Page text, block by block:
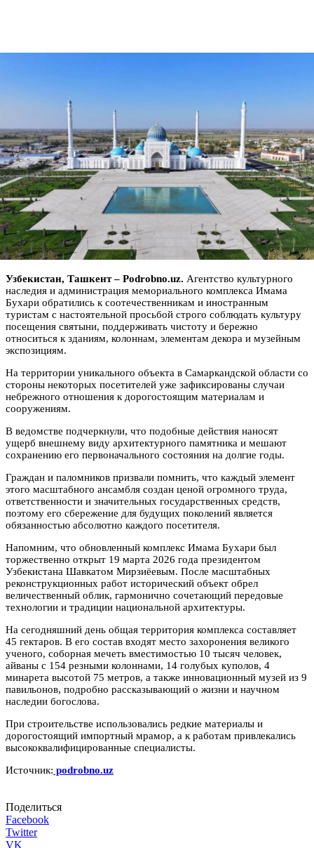
Узбекистан, Ташкент – Podrobno.uz. Агентство культурного
наследия и администрация мемориального комплекса Имама
Бухари обратились к соотечественникам и иностранным
туристам с настоятельной просьбой строго соблюдать культуру
посещения святыни, поддерживать чистоту и бережно
относиться к зданиям, колоннам, элементам декора и музейным
экспозициям.
На территории уникального объекта в Самаркандской области со
стороны некоторых посетителей уже зафиксированы случаи
небрежного отношения к дорогостоящим материалам и
сооружениям.
В ведомстве подчеркнули, что подобные действия наносят
ущерб внешнему виду архитектурного памятника и мешают
сохранению его первоначального состояния на долгие годы.
Граждан и паломников призвали помнить, что каждый элемент
этого масштабного ансамбля создан ценой огромного труда,
ответственности и значительных государственных средств,
поэтому его сбережение для будущих поколений является
обязанностью абсолютно каждого посетителя.
Напомним, что обновленный комплекс Имама Бухари был
торжественно открыт 19 марта 2026 года президентом
Узбекистана Шавкатом Мирзиёевым. После масштабных
реконструкционных работ исторический объект обрел
величественный облик, гармонично сочетающий передовые
технологии и традиции национальной архитектуры.
На сегодняшний день общая территория комплекса составляет
45 гектаров. В его состав входят место захоронения великого
ученого, соборная мечеть вместимостью 10 тысяч человек,
айваны с 154 резными колоннами, 14 голубых куполов, 4
минарета высотой 75 метров, а также инновационный музей из 9
павильонов, подробно рассказывающий о жизни и научном
наследии богослова.
При строительстве использовались редкие материалы и
дорогостоящий импортный мрамор, а к работам привлекались
высококвалифицированные специалисты.
Источник: podrobno.uz
Поделиться
Facebook
Twitter
VK